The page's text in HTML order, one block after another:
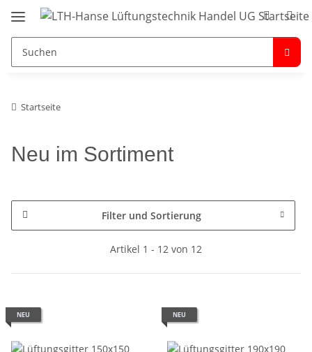
Startseite
Neu im Sortiment
Filter und Sortierung
Artikel 1 - 12 von 12
NEU NEU